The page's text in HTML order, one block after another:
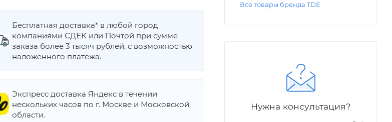
Бесплатная доставка* в любой город
компаниями СДЕК или Почтой при сумме
заказа более 3 тысяч рублей, с возможностью
наложенного платежа.
Экспресс доставка Яндекс в течении
нескольких часов по г. Москве и Московской
области.
Все товары бренда TDE
Нужна консультация?